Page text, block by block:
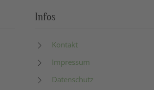
Infos
Kontakt
Impressum
Datenschutz